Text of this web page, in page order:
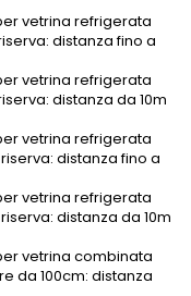
vetrina refrigerata
distanza fino a
vetrina refrigerata
distanza da 10m
vetrina refrigerata
distanza fino a
vetrina refrigerata
distanza da 10m
vetrina combinata
da 100cm: distanza